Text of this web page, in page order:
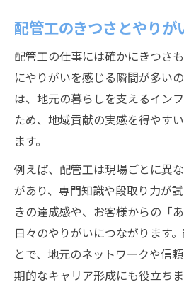
配管工のきつさとやり
配管工の仕事には確かにきつさ
にやりがいを感じる瞬間が多い
は、地元の暮らしを支えるイン
ため、地域貢献の実感を得やす
ます。
例えば、配管工は現場ごとに異
があり、専門知識や段取り力が
きの達成感や、お客様からの「
日々のやりがいにつながります
とで、地元のネットワークや信
期的なキャリア形成にも役立ちま